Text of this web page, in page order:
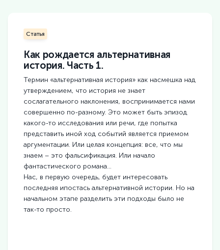
Статья
Как рождается альтернативная
история. Часть 1.
Термин «альтернативная история» как насмешка над
утверждением, что история не знает
сослагательного наклонения, воспринимается нами
совершенно по-разному. Это может быть эпизод
какого-то исследования или речи, где попытка
представить иной ход событий является приемом
аргументации. Или целая концепция: все, что мы
знаем – это фальсификация. Или начало
фантастического романа…
Нас, в первую очередь, будет интересовать
последняя ипостась альтернативной истории. Но на
начальном этапе разделить эти подходы было не
так-то просто.